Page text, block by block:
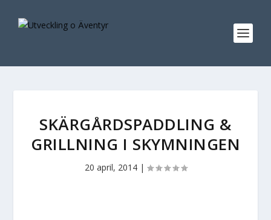
SKÄRGÅRDSPADDLING &
GRILLNING I SKYMNINGEN
20 april, 2014|